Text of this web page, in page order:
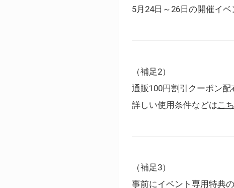
5月24日～26日の開催イ
（補足2）
通販100円割引クーポン配
詳しい使用条件などはこ
（補足3）
事前にイベント専用特典